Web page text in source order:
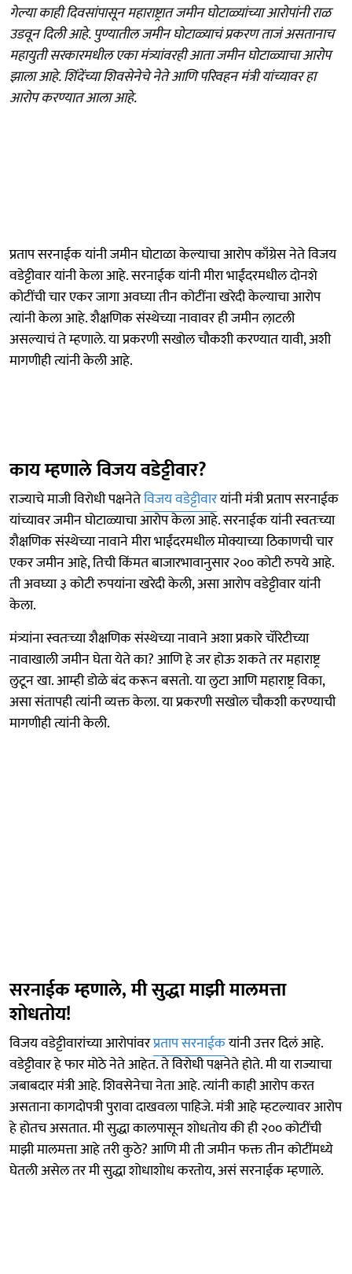
गेल्या काही दिवसांपासून महाराष्ट्रात जमीन घोटाळ्यांच्या आरोपांनी राळ
उडवून दिली आहे. पुण्यातील जमीन घोटाळ्याचं प्रकरण ताजं असतानाच
महायुती सरकारमधील एका मंत्र्यांवरही आता जमीन घोटाळ्याचा आरोप
झाला आहे. शिंदेंच्या शिवसेनेचे नेते आणि परिवहन मंत्री यांच्यावर हा
आरोप करण्यात आला आहे.
प्रताप सरनाईक यांनी जमीन घोटाळा केल्याचा आरोप काँग्रेस नेते विजय
वडेट्टीवार यांनी केला आहे. सरनाईक यांनी मीरा भाईंदरमधील दोनशे
कोटींची चार एकर जागा अवघ्या तीन कोटींना खरेदी केल्याचा आरोप
त्यांनी केला आहे. शैक्षणिक संस्थेच्या नावावर ही जमीन ला़टली
असल्याचं ते म्हणाले. या प्रकरणी सखोल चौकशी करण्यात यावी, अशी
मागणीही त्यांनी केली आहे.
काय म्हणाले विजय वडेट्टीवार?
राज्याचे माजी विरोधी पक्षनेतेविजय वडेट्टीवारयांनी मंत्री प्रताप सरनाईक
यांच्यावर जमीन घोटाळ्याचा आरोप केला आहे. सरनाईक यांनी स्वतःच्या
शैक्षणिक संस्थेच्या नावाने मीरा भाईंदरमधील मोक्याच्या ठिकाणची चार
एकर जमीन आहे, तिची किंमत बाजारभावानुसार २०० कोटी रुपये आहे.
ती अवघ्या ३ कोटी रुपयांना खरेदी केली, असा आरोप वडेट्टीवार यांनी
केला.
मंत्र्यांना स्वतःच्या शैक्षणिक संस्थेच्या नावाने अशा प्रकारे चॅरिटीच्या
नावाखाली जमीन घेता येते का? आणि हे जर होऊ शकते तर महाराष्ट्र
लुटून खा. आम्ही डोळे बंद करून बसतो. या लुटा आणि महाराष्ट्र विका,
असा संतापही त्यांनी व्यक्त केला. या प्रकरणी सखोल चौकशी करण्याची
मागणीही त्यांनी केली.
सरनाईक म्हणाले, मी सुद्धा माझी मालमत्ता
शोधतोय!
विजय वडेट्टीवारांच्या आरोपांवरप्रताप सरनाईकयांनी उत्तर दिलं आहे.
वडेट्टीवार हे फार मोठे नेते आहेत. ते विरोधी पक्षनेते होते. मी या राज्याचा
जबाबदार मंत्री आहे. शिवसेनेचा नेता आहे. त्यांनी काही आरोप करत
असताना कागदोपत्री पुरावा दाखवला पाहिजे. मंत्री आहे म्हटल्यावर आरोप
हे होतच असतात. मी सुद्धा कालपासून शोधतोय की ही २०० कोटींची
माझी मालमत्ता आहे तरी कुठे? आणि मी ती जमीन फक्त तीन कोटींमध्ये
घेतली असेल तर मी सुद्धा शोधाशोध करतोय, असं सरनाईक म्हणाले.